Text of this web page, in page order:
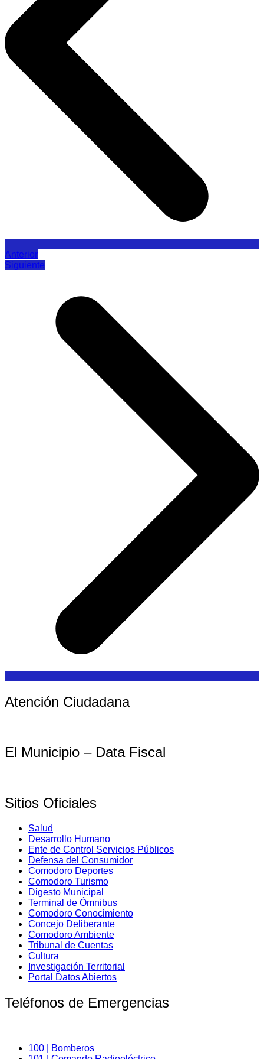
Anterior
Siguiente
Atención Ciudadana
El Municipio – Data Fiscal
Sitios Oficiales
Salud
Desarrollo Humano
Ente de Control Servicios Públicos
Defensa del Consumidor
Comodoro Deportes
Comodoro Turismo
Digesto Municipal
Terminal de Ómnibus
Comodoro Conocimiento
Concejo Deliberante
Comodoro Ambiente
Tribunal de Cuentas
Cultura
Investigación Territorial
Portal Datos Abiertos
Teléfonos de Emergencias
100 | Bomberos